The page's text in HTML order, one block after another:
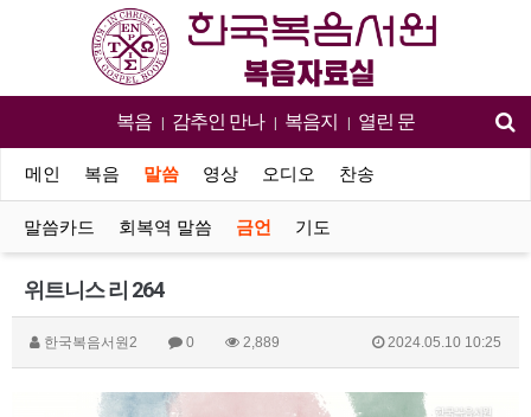
복음 | 감추인 만나 | 복음지 | 열린 문
메인 복음 말씀 영상 오디오 찬송
말씀카드 회복역 말씀 금언 기도
위트니스 리 264
한국복음서원2 0 2,889 2024.05.10 10:25